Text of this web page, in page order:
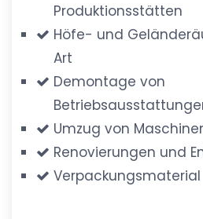
Produktionsstätten
Höfe- und
Art
Demontage von
Umzug von
Renovierungen und
Verpackungsmaterial